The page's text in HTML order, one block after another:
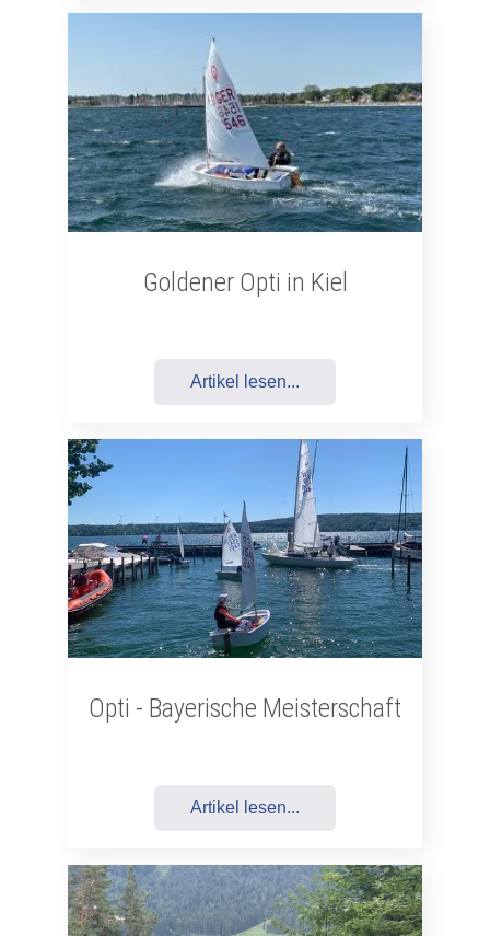
Goldener Opti in Kiel
Artikel lesen...
Opti - Bayerische Meisterschaft
Artikel lesen...